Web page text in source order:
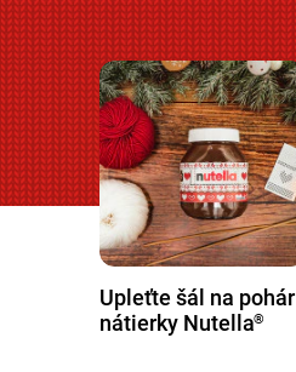
Upleťte šál na pohár
nátierky Nutella®